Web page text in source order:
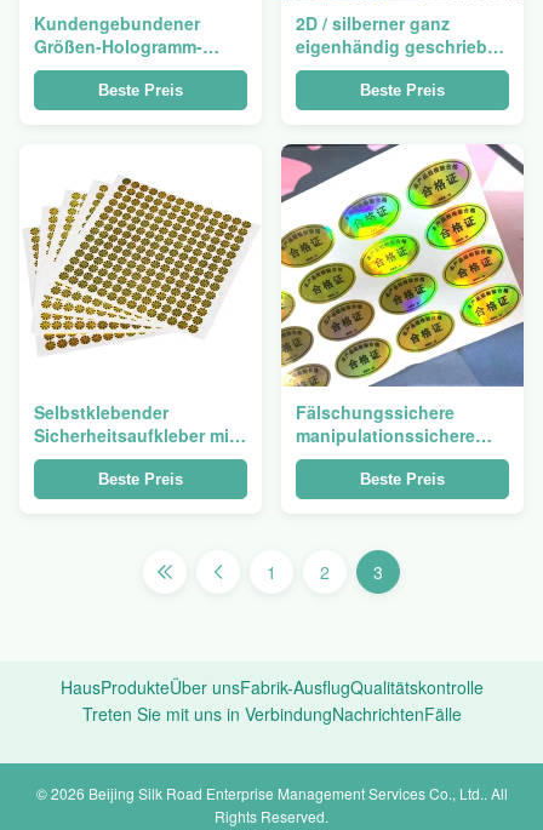
Kundengebundener
Größen-Hologramm-
Aufkleber mit
glatter/Matt-/bereifter
Oberfläche
Beste Preis
2D / silberner ganz
eigenhändig geschrieber
Aufkleber-gefälschter
Antikratzer Lasers 3D
weg von Soem-Kleber
Beste Preis
Selbstklebender
Sicherheitsaufkleber mit
Farbwechsel gegen
FälschungBeste Preis
Fälschungssichere
manipulationssichere
Hologramm-Aufkleber,
individueller Druck
Beste Preis
1 2 3
HausProdukteÜber unsFabrik-AusflugQualitätskontrolle
Treten Sie mit uns in VerbindungNachrichtenFälle
© 2026 Beijing Silk Road Enterprise Management Services Co., Ltd.. All
Rights Reserved.